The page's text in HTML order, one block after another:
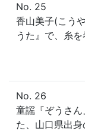
No. 25
香山美子(こう
うた』で、糸
No. 26
童謡『ぞうさ
た、山口県出